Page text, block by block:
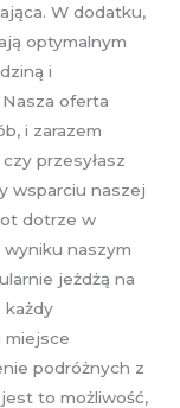
W dodatku,
optymalnym
i
oferta
i zarazem
przesyłasz
wsparciu naszej
dotrze w
naszym
jeżdżą na
każdy
miejsce
podróżnych z
to możliwość,